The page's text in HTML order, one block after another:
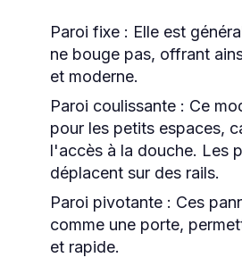
Paroi fixe : Elle est
ne bouge pas, offrant
et moderne.
Paroi coulissante : Ce
pour les petits espaces,
l'accès à la douche. Les
déplacent sur des rails.
Paroi pivotante : Ces
comme une porte,
et rapide.